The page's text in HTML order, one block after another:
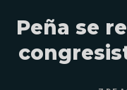
Peña se